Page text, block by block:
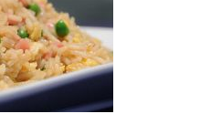
unici